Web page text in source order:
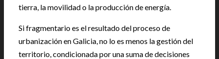
tierra, la movilidad o la producción de energía.
Si fragmentario es el resultado del proceso de
urbanización en Galicia, no lo es menos la gestión del
territorio, condicionada por una suma de decisiones